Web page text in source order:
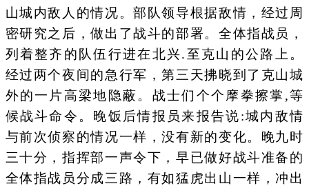
山城内敌人的情况。部队领导根据敌情，经过周
密研究之后，做出了战斗的部署。全体指战员，
列着整齐的队伍行进在北兴.至克山的公路上。
经过两个夜间的急行军，第三天拂晓到了克山城
外的一片高梁地隐蔽。战士们个个摩拳擦掌,等
候战斗命令。晚饭后情报员来报告说:城内敌情
与前次侦察的情况一样，没有新的变化。晚九时
三十分，指挥部一声令下，早已做好战斗准备的
全体指战员分成三路，有如猛虎出山一样，冲出